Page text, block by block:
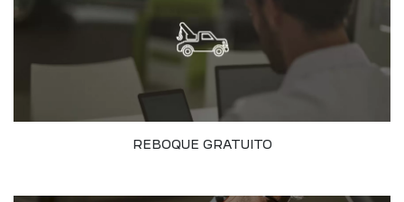
REBOQUE GRATUITO